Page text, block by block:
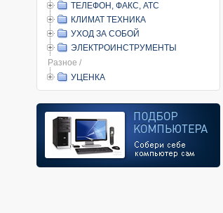
ТЕЛЕФОН, ФАКС, АТС
КЛИМАТ ТЕХНИКА
УХОД ЗА СОБОЙ
ЭЛЕКТРОИНСТРУМЕНТЫ
Разное /
УЦЕНКА